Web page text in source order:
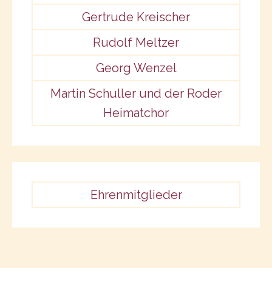
Gertrude Kreischer
Rudolf Meltzer
Georg Wenzel
Martin Schuller und der Roder
Heimatchor
Ehrenmitglieder